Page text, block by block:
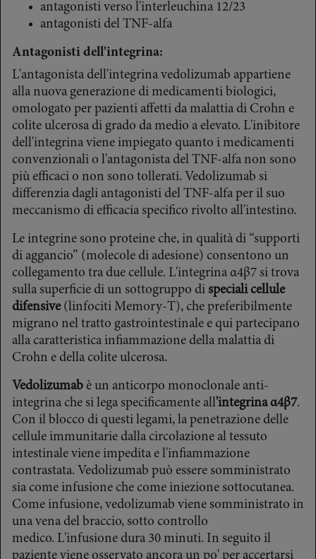
antagonisti verso l'interleuchina 12/23
antagonisti del TNF-alfa
Antagonisti dell'integrina:
L'antagonista dell'integrina vedolizumab appartiene
alla nuova generazione di medicamenti biologici,
omologato per pazienti affetti da malattia di Crohn e
colite ulcerosa di grado da medio a elevato. L'inibitore
dell'integrina viene impiegato quanto i medicamenti
convenzionali o l'antagonista del TNF-alfa non sono
più efficaci o non sono tollerati. Vedolizumab si
differenzia dagli antagonisti del TNF-alfa per il suo
meccanismo di efficacia specifico rivolto all'intestino.
Le integrine sono proteine che, in qualità di “supporti
di aggancio” (molecole di adesione) consentono un
collegamento tra due cellule. L'integrina α4β7 si trova
sulla superficie di un sottogruppo di speciali cellule
difensive(linfociti Memory-T), che preferibilmente
migrano nel tratto gastrointestinale e qui partecipano
alla caratteristica infiammazione della malattia di
Crohn e della colite ulcerosa.
Vedolizumab è un anticorpo monoclonale anti-
integrina che si lega specificamente all'integrina α4β7.
Con il blocco di questi legami, la penetrazione delle
cellule immunitarie dalla circolazione al tessuto
intestinale viene impedita e l'infiammazione
contrastata. Vedolizumab può essere somministrato
sia come infusione che come iniezione sottocutanea.
Come infusione, vedolizumab viene somministrato in
una vena del braccio, sotto controllo
medico. L'infusione dura 30 minuti. In seguito il
paziente viene osservato ancora un po' per accertarsi